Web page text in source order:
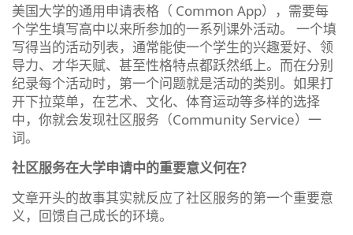
美国大学的通用申请表格（ Common App），需要每
个学生填写高中以来所参加的一系列课外活动。 一个填
写得当的活动列表，通常能使一个学生的兴趣爱好、领
导力、才华天赋、甚至性格特点都跃然纸上。而在分别
纪录每个活动时，第一个问题就是活动的类别。如果打
开下拉菜单，在艺术、文化、体育运动等多样的选择
中，你就会发现社区服务（Community Service）一
词。
社区服务在大学申请中的重要意义何在？
文章开头的故事其实就反应了社区服务的第一个重要意
义，回馈自己成长的环境。